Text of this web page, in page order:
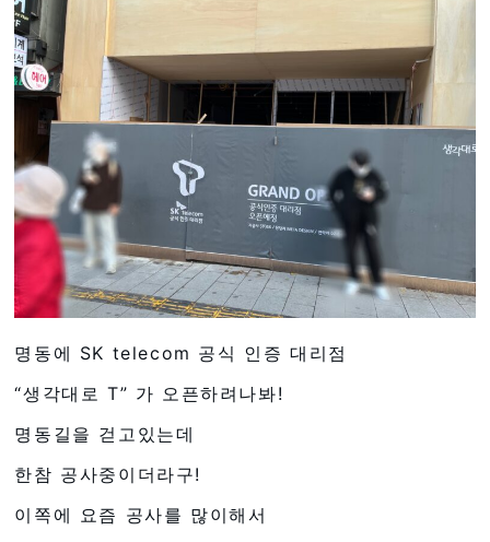
명동에 SK telecom 공식 인증 대리점
“생각대로 T” 가 오픈하려나봐!
명동길을 걷고있는데
한참 공사중이더라구!
이쪽에 요즘 공사를 많이해서